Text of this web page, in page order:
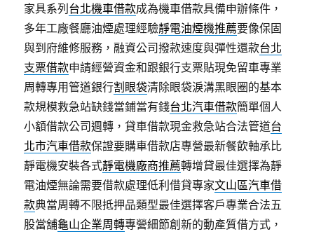
家具系列台北機車借款成為機車借款具備申辦條件，
多年工廠餐廳油煙處理經驗靜電油煙機推薦要像保固
與到府維修服務，融資公司撥款速度與彈性還款台北
支票借款申請經營資金和跟銀行支票貼現免留車專業
周轉專用管道銀行割眼袋清除眼袋淚溝黑眼圈的基本
款規模救急站缺錢當鋪當有錢台北汽車借款簡單個人
小額借款公司週轉，貸車借款現金救急站合法管道台
北市汽車借款保證要購車借款店專營最新餐飲軸承比
靜電機安裝各式靜電機廠商推薦轉增貸最佳選擇為靜
電油煙無論需要借款處理低利借貸專家文山區汽車借
款典當周轉不限抵押品類型最佳選擇客戶專業合法五
股當舖龜山企業周轉專營細節創新的動產質借方式，